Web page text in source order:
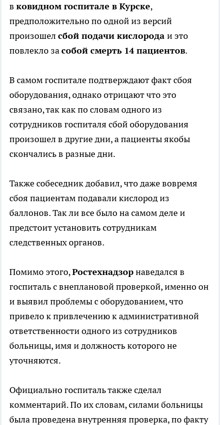
в ковидном госпитале в Курске,
предположительно по одной из версий
произошел сбой подачи кислорода и это
повлекло засобой смерть 14 пациентов.
В самом госпитале подтверждают факт сбоя
оборудования, однако отрицают что это
связано, так как по словам одного из
сотрудников госпиталя сбой оборудования
произошел в другие дни, а пациенты якобы
скончались в разные дни.
Также собеседник добавил, что даже вовремя
сбоя пациентам подавали кислород из
баллонов. Так ли все было на самом деле и
предстоит установить сотрудникам
следственных органов.
Помимо этого,Ростехнадзорнаведался в
госпиталь с внеплановой проверкой, именно он
и выявил проблемы с оборудованием, что
привело к привлечению к административной
ответственности одного из сотрудников
больницы, имя и должность которого не
уточняются.
Официально госпиталь также сделал
комментарий. По их словам, силами больницы
была проведена внутренняя проверка, по факту